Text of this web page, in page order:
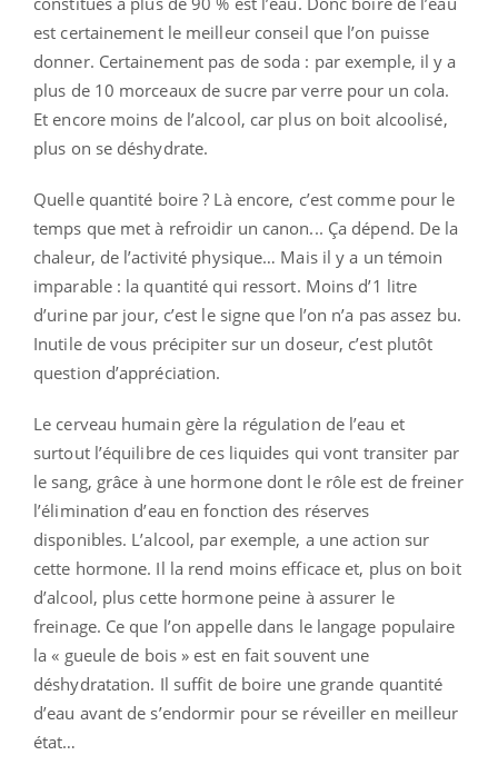
est certainement le meilleur conseil que l’on puisse
donner. Certainement pas de soda : par exemple, il y a
plus de 10 morceaux de sucre par verre pour un cola.
Et encore moins de l’alcool, car plus on boit alcoolisé,
plus on se déshydrate.
Quelle quantité boire ? Là encore, c’est comme pour le
temps que met à refroidir un canon... Ça dépend. De la
chaleur, de l’activité physique… Mais il y a un témoin
imparable : la quantité qui ressort. Moins d’1 litre
d’urine par jour, c’est le signe que l’on n’a pas assez bu.
Inutile de vous précipiter sur un doseur, c’est plutôt
question d’appréciation.
Le cerveau humain gère la régulation de l’eau et
surtout l’équilibre de ces liquides qui vont transiter par
le sang, grâce à une hormone dont le rôle est de freiner
l’élimination d’eau en fonction des réserves
disponibles. L’alcool, par exemple, a une action sur
cette hormone. Il la rend moins efficace et, plus on boit
d’alcool, plus cette hormone peine à assurer le
freinage. Ce que l’on appelle dans le langage populaire
la « gueule de bois » est en fait souvent une
déshydratation. Il suffit de boire une grande quantité
d’eau avant de s’endormir pour se réveiller en meilleur
état…